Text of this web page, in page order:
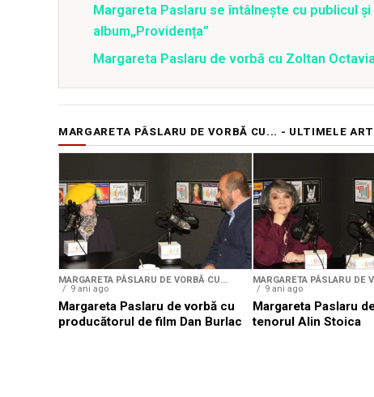
Margareta Paslaru se întâlnește cu publicul
album„Providența”
Margareta Paslaru de vorbă cu Zoltan
MARGARETA PÂSLARU DE VORBĂ CU... - ULTIMELE
MARGARETA PÂSLARU DE VORBĂ CU...
9 ani ago
Margareta Paslaru de vorbă cu
producătorul de film Dan Burlac
MARGARETA PÂSLARU DE
9 ani ago
Margareta Paslaru
tenorul Alin Stoica